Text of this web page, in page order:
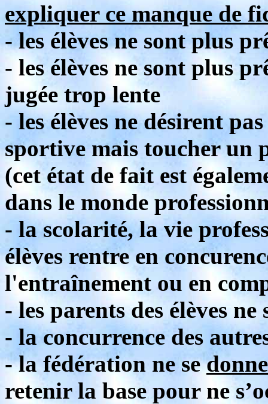
expliquer ce manque de
- les élèves ne sont plus
- les élèves ne sont plus
jugée trop lente
- les élèves ne désirent
sportive mais toucher un
(cet état de fait est
dans le monde
- la scolarité, la vie
élèves rentre en
l'entraînement ou en
- les parents des élèves
- la concurrence des
- la fédération ne se
retenir la base pour ne